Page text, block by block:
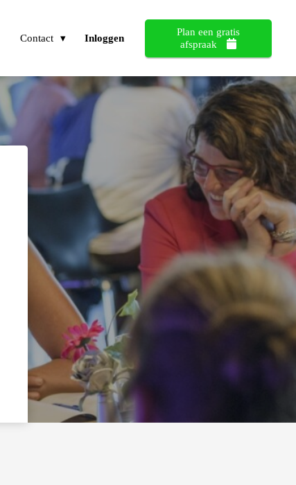
Contact Inloggen
Plan een gratis
afspraak